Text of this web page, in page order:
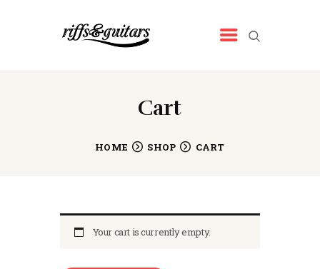
Cart
HOME SHOP CART
RIFFS&GUITARS
NUESTROS PRODUCTOS
Your cart is currently empty.